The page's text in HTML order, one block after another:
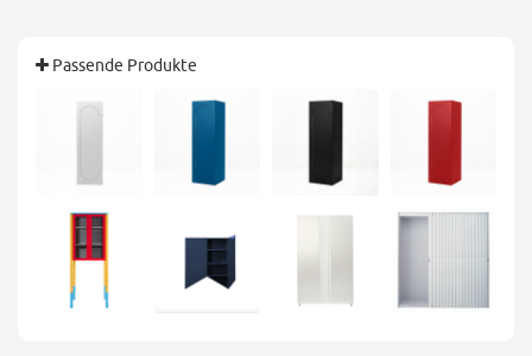
Passende Produkte